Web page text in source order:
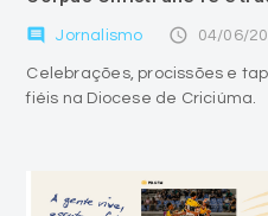
comment Jornalismo access_time 04/06/
Celebrações, procissões e
fiéis na Diocese de Criciúma.